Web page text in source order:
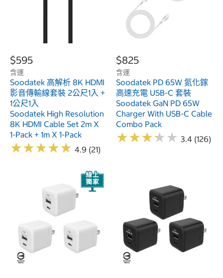
$595
含運
Soodatek 高解析 8K HDMI
影音傳輸線套裝 2公尺1入 +
1公尺1入
Soodatek High Resolution
8K HDMI Cable Set 2m X
1-Pack + 1m X 1-Pack
★★★★★
★★★★★ 4.9 (21)
$825
含運
Soodatek PD 65W 氮化鎵
高速充電 USB-C 套裝
Soodatek GaN PD 65W
Charger With USB-C Cable
Combo Pack
★★★★ ★
★★★★ ★ 3.4 (126)